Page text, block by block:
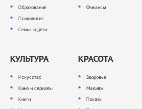
Образование
Психология
Семья и дети
Финансы
КУЛЬТУРА
Искусство
Кино и сериалы
Книги
КРАСОТА
Здоровье
Макияж
Показы